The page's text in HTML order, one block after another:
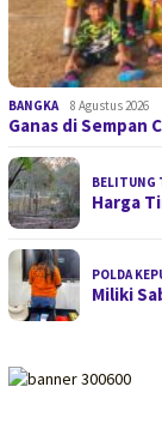
BANGKA 8 Agustus 2026
Ganas di Sempan
BELITUNG
Harga
POLDA
Miliki